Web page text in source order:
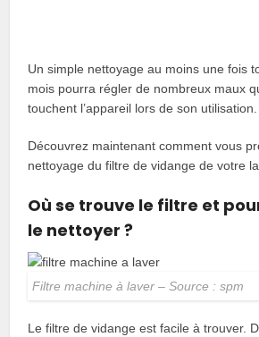
Un simple nettoyage au moins une fois
mois pourra régler de nombreux maux
touchent l’appareil lors de son utilisation.
Découvrez maintenant comment vous
nettoyage du filtre de vidange de votre
Où se trouve le filtre et
le nettoyer ?
Filtre machine à laver – Source : spm
Le filtre de vidange est facile à trouver.